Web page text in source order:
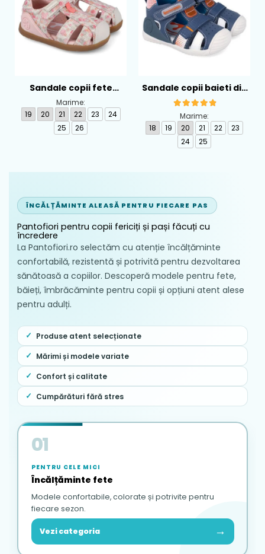
Sandale copii fete
calapod lat din textil
Biomecanics, Roz -
262193-A103
Marime:
19
20 21 22 23
24
25
26
Sandale copii baieti din
piele Biomecanics,
Albastru - 262124-A556
Marime:
18
19 20 21 22
23
24
25
ÎNCĂLȚĂMINTE ALEASĂ PENTRU FIECARE PAS
Pantofiori pentru copii fericiți și pași făcuți cu
încredere
La Pantofiori.ro selectăm cu atenție încălțăminte
confortabilă, rezistentă și potrivită pentru dezvoltarea
sănătoasă a copiilor. Descoperă modele pentru fete,
băieți, îmbrăcăminte pentru copii și opțiuni atent alese
pentru adulți.
Produse atent selecționate
Mărimi și modele variate
Confort și calitate
Cumpărături fără stres
01
PENTRU CELE MICI
Încălțăminte fete
Modele confortabile, colorate și potrivite pentru
fiecare sezon.
Vezi categoria →